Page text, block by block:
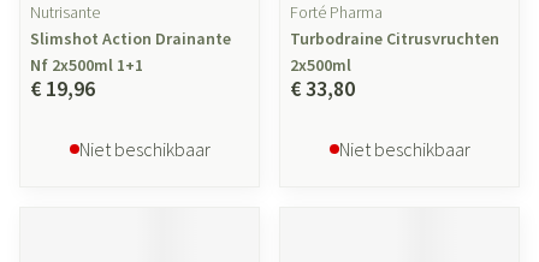
Nutrisante
Slimshot Action Drainante
Nf 2x500ml 1+1
€ 19,96
Niet beschikbaar
Forté Pharma
Turbodraine Citrusvruchten
2x500ml
€ 33,80
Niet beschikbaar